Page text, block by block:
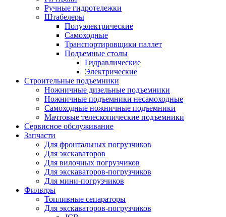
Ручные гидротележки
Штабелеры
Полуэлектрические
Самоходные
Транспортировщики паллет
Подъемные столы
Гидравлические
Электрические
Строительные подъемники
Ножничные дизельные подъемники
Ножничные подъемники несамоходные
Самоходные ножничные подъемники
Мачтовые телескопические подъемники
Сервисное обслуживание
Запчасти
Для фронтальных погрузчиков
Для экскаваторов
Для вилочных погрузчиков
Для экскаваторов-погрузчиков
Для мини-погрузчиков
Фильтры
Топливные сепараторы
Для экскаваторов-погрузчиков